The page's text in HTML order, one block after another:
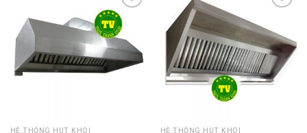
Add to
Wishlist
HỆ THỐNG HÚT KHÓI
Add to
Wishlist
HỆ THỐNG HÚT KHÓI